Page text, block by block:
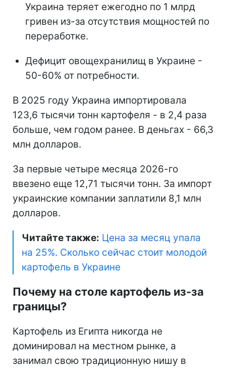
Украина теряет ежегодно по 1 млрд
гривен из-за отсутствия мощностей по
переработке.
Дефицит овощехранилищ в Украине -
50-60% от потребности.
В 2025 году Украина импортировала
123,6 тысячи тонн картофеля - в 2,4 раза
больше, чем годом ранее. В деньгах - 66,3
млн долларов.
За первые четыре месяца 2026-го
ввезено еще 12,71 тысячи тонн. За импорт
украинские компании заплатили 8,1 млн
долларов.
Читайте также: Цена за месяц упала
на 25%. Сколько сейчас стоит молодой
картофель в Украине
Почему на столе картофель из-за
границы?
Картофель из Египта никогда не
доминировал на местном рынке, а
занимал свою традиционную нишу в